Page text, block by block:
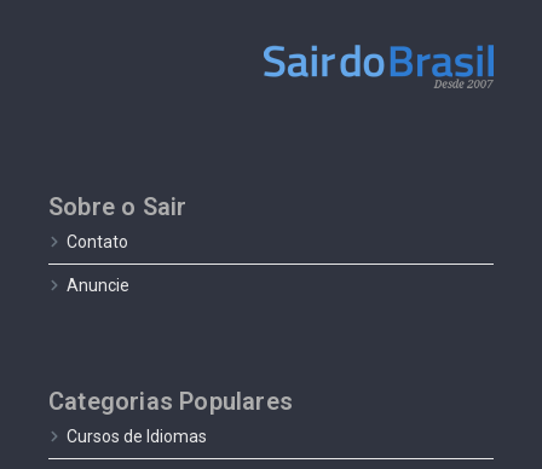
Sobre o Sair
Contato
Anuncie
Categorias Populares
Cursos de Idiomas